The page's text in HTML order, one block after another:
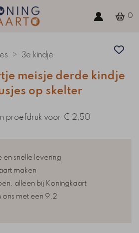
0
3e kindje
meisje derde kindje
op skelter
proefdruk voor € 2,50
en snelle levering
maken
alleen bij Koningkaart
ons met een 9.2